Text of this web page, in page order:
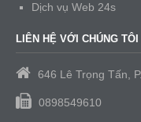
Dịch vụ Web 24s
LIÊN HỆ VỚI CHÚNG TÔI
646 Lê Trọng Tấn,
0898549610